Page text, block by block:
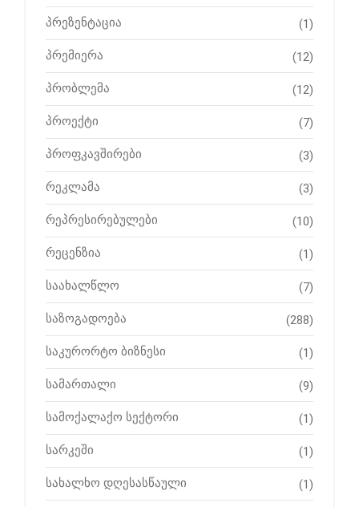
პრეზენტაცია (1)
პრემიერა (12)
პრობლემა (12)
პროექტი (7)
პროფკავშირები (3)
რეკლამა (3)
რეპრესირებულები (10)
რეცენზია (1)
საახალწლო (7)
საზოგადოება (288)
საკურორტო ბიზნესი (1)
სამართალი (9)
სამოქალაქო სექტორი (1)
სარკეში (1)
სახალხო დღესასწაული (1)